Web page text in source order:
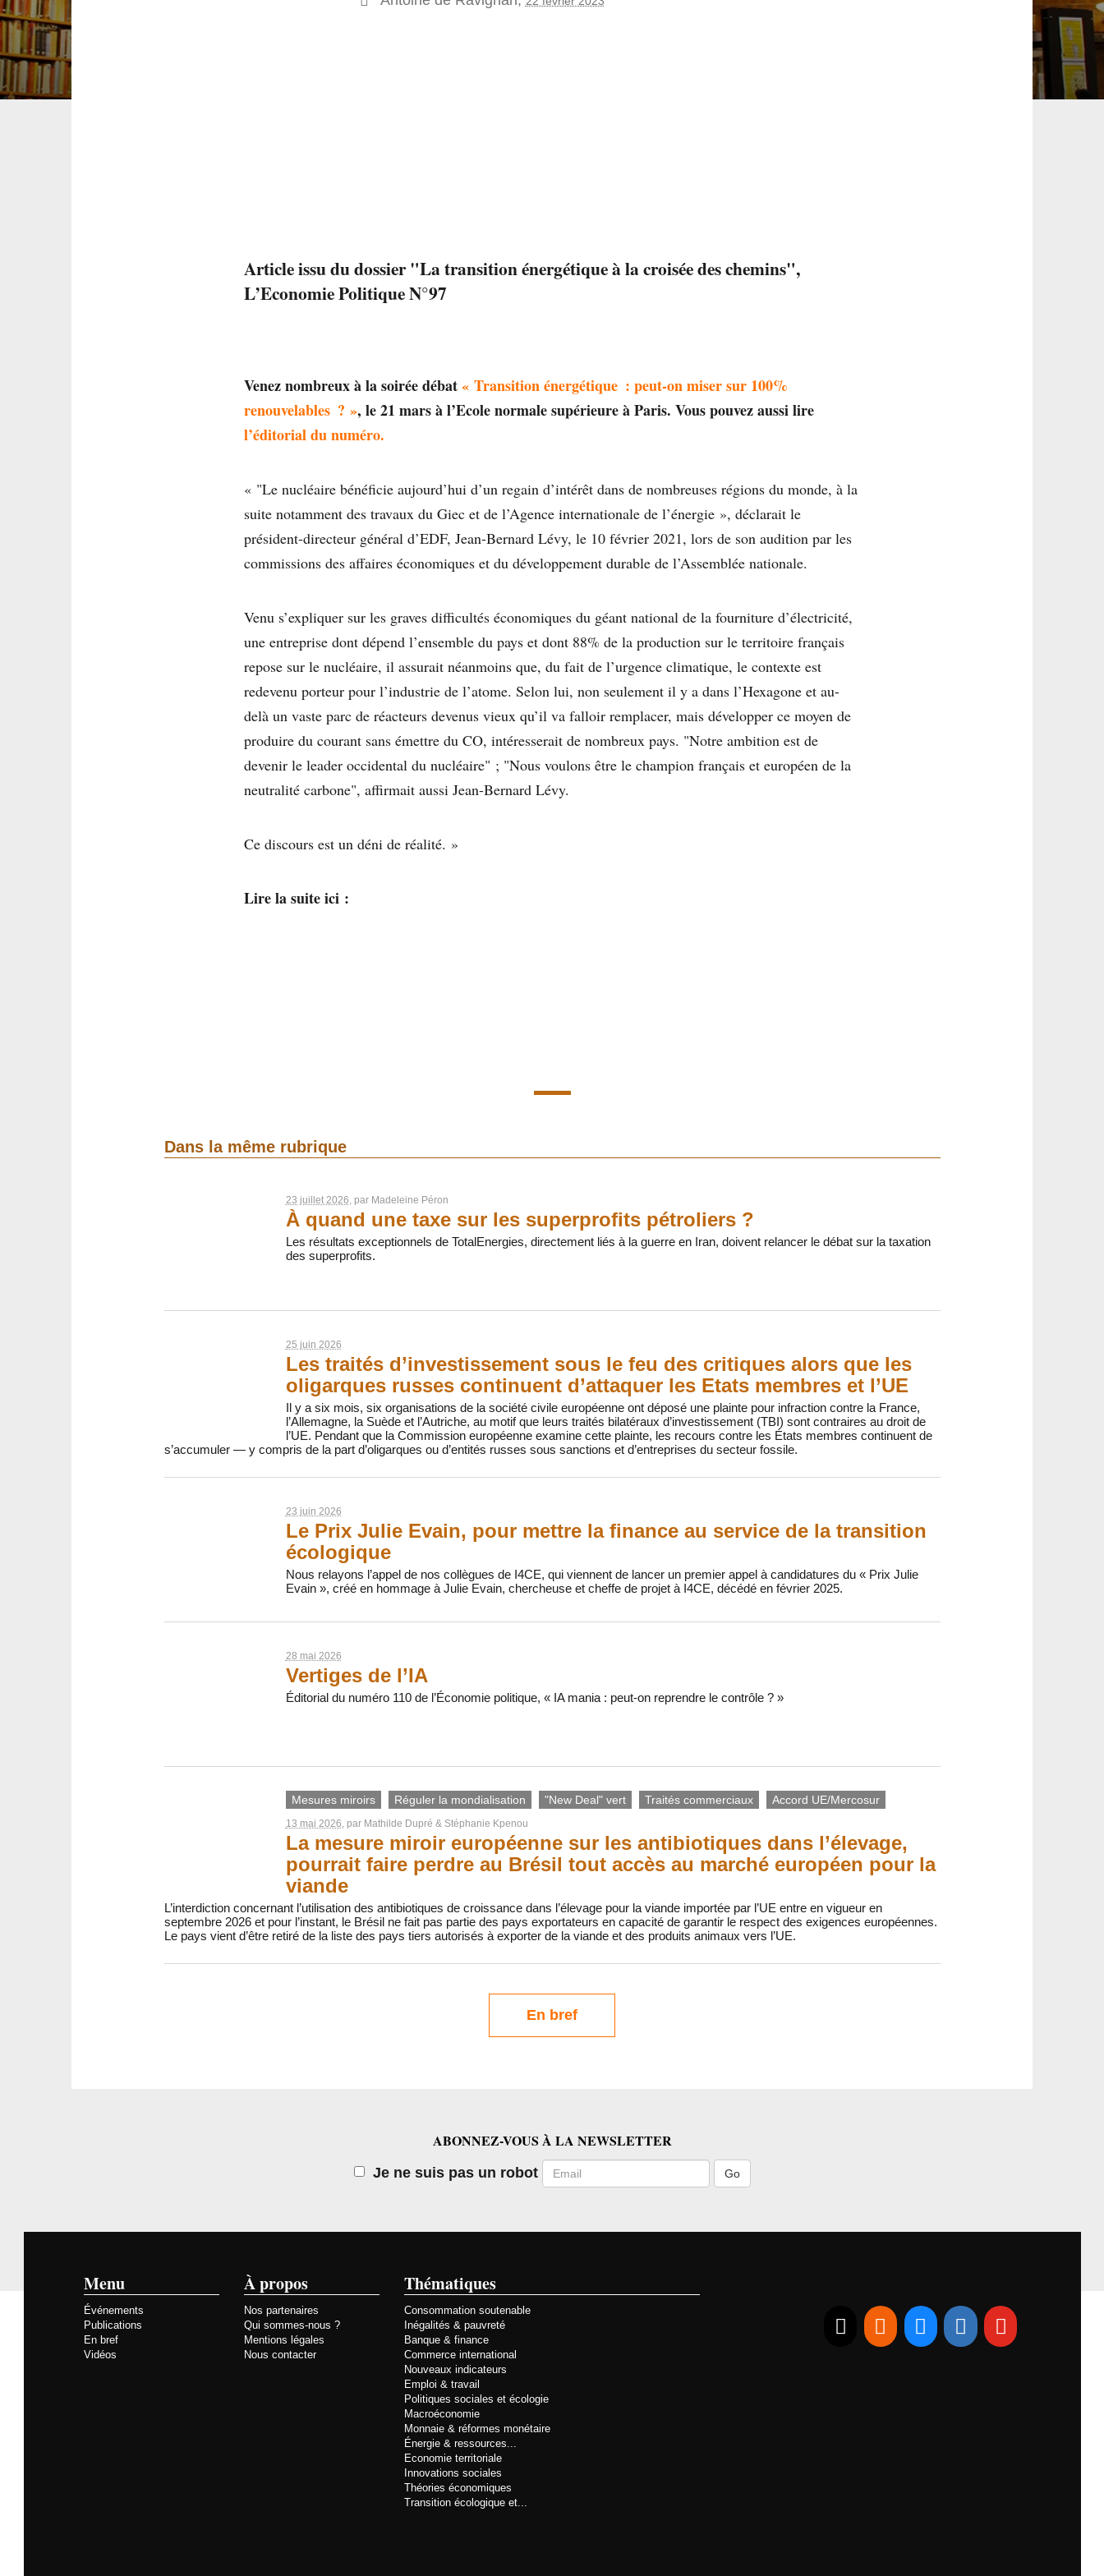
Article issu du dossier "La transition énergétique à la croisée des chemins",
L’Economie Politique N°97
Venez nombreux à la soirée débat« Transition énergétique : peut-on miser sur 100%
renouvelables ? », le 21 mars à l’Ecole normale supérieure à Paris. Vous pouvez aussi lire
l’éditorial du numéro.
« "Le nucléaire bénéficie aujourd’hui d’un regain d’intérêt dans de nombreuses régions du monde, à la
suite notamment des travaux du Giec et de l’Agence internationale de l’énergie », déclarait le
président-directeur général d’EDF, Jean-Bernard Lévy, le 10 février 2021, lors de son audition par les
commissions des affaires économiques et du développement durable de l’Assemblée nationale.
Venu s’expliquer sur les graves difficultés économiques du géant national de la fourniture d’électricité,
une entreprise dont dépend l’ensemble du pays et dont 88% de la production sur le territoire français
repose sur le nucléaire, il assurait néanmoins que, du fait de l’urgence climatique, le contexte est
redevenu porteur pour l’industrie de l’atome. Selon lui, non seulement il y a dans l’Hexagone et au-
delà un vaste parc de réacteurs devenus vieux qu’il va falloir remplacer, mais développer ce moyen de
produire du courant sans émettre du CO, intéresserait de nombreux pays. "Notre ambition est de
devenir le leader occidental du nucléaire" ; "Nous voulons être le champion français et européen de la
neutralité carbone", affirmait aussi Jean-Bernard Lévy.
Ce discours est un déni de réalité. »
Lire la suite ici :
Dans la même rubrique
23 juillet 2026 , par Madeleine Péron
À quand une taxe sur les superprofits pétroliers ?
Les résultats exceptionnels de TotalEnergies, directement liés à la guerre en Iran, doivent relancer le débat sur la taxation
des superprofits.
25 juin 2026
Les traités d’investissement sous le feu des critiques alors que les
oligarques russes continuent d’attaquer les Etats membres et l’UE
Il y a six mois, six organisations de la société civile européenne ont déposé une plainte pour infraction contre la France,
l’Allemagne, la Suède et l’Autriche, au motif que leurs traités bilatéraux d’investissement (TBI) sont contraires au droit de
l’UE. Pendant que la Commission européenne examine cette plainte, les recours contre les États membres continuent de
s’accumuler — y compris de la part d’oligarques ou d’entités russes sous sanctions et d’entreprises du secteur fossile.
23 juin 2026
Le Prix Julie Evain, pour mettre la finance au service de la transition
écologique
Nous relayons l’appel de nos collègues de I4CE, qui viennent de lancer un premier appel à candidatures du « Prix Julie
Evain », créé en hommage à Julie Evain, chercheuse et cheffe de projet à I4CE, décédé en février 2025.
28 mai 2026
Vertiges de l’IA
Éditorial du numéro 110 de l’Économie politique, « IA mania : peut-on reprendre le contrôle ? »
Mesures miroirs Réguler la mondialisation "New Deal" vert Traités commerciaux Accord UE/Mercosur
13 mai 2026, par Mathilde Dupré & Stéphanie Kpenou
La mesure miroir européenne sur les antibiotiques dans l’élevage,
pourrait faire perdre au Brésil tout accès au marché européen pour la
viande
L’interdiction concernant l’utilisation des antibiotiques de croissance dans l’élevage pour la viande importée par l’UE entre en vigueur en
septembre 2026 et pour l’instant, le Brésil ne fait pas partie des pays exportateurs en capacité de garantir le respect des exigences européennes.
Le pays vient d’être retiré de la liste des pays tiers autorisés à exporter de la viande et des produits animaux vers l’UE.
En bref
ABONNEZ-VOUS À LA NEWSLETTER
Je ne suis pas un robot Email
Menu
Événements
Publications
En bref
Vidéos
À propos
Nos partenaires
Qui sommes-nous ?
Mentions légales
Nous contacter
Thématiques
Consommation soutenable
Inégalités & pauvreté
Banque & finance
Commerce international
Nouveaux indicateurs
Emploi & travail
Politiques sociales et écologie
Macroéconomie
Monnaie & réformes monétaire
Énergie & ressources...
Economie territoriale
Innovations sociales
Théories économiques
Transition écologique et...